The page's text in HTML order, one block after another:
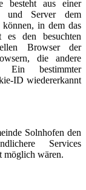
besteht aus einer
und Server dem
können, in dem das
es den besuchten
Browser der
die andere
Ein bestimmter
ID wiedererkannt
Solnhofen den
Services
möglich wären.